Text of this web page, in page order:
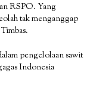
RSPO. Yang
tak menganggap
pengelolaan sawit
Indonesia